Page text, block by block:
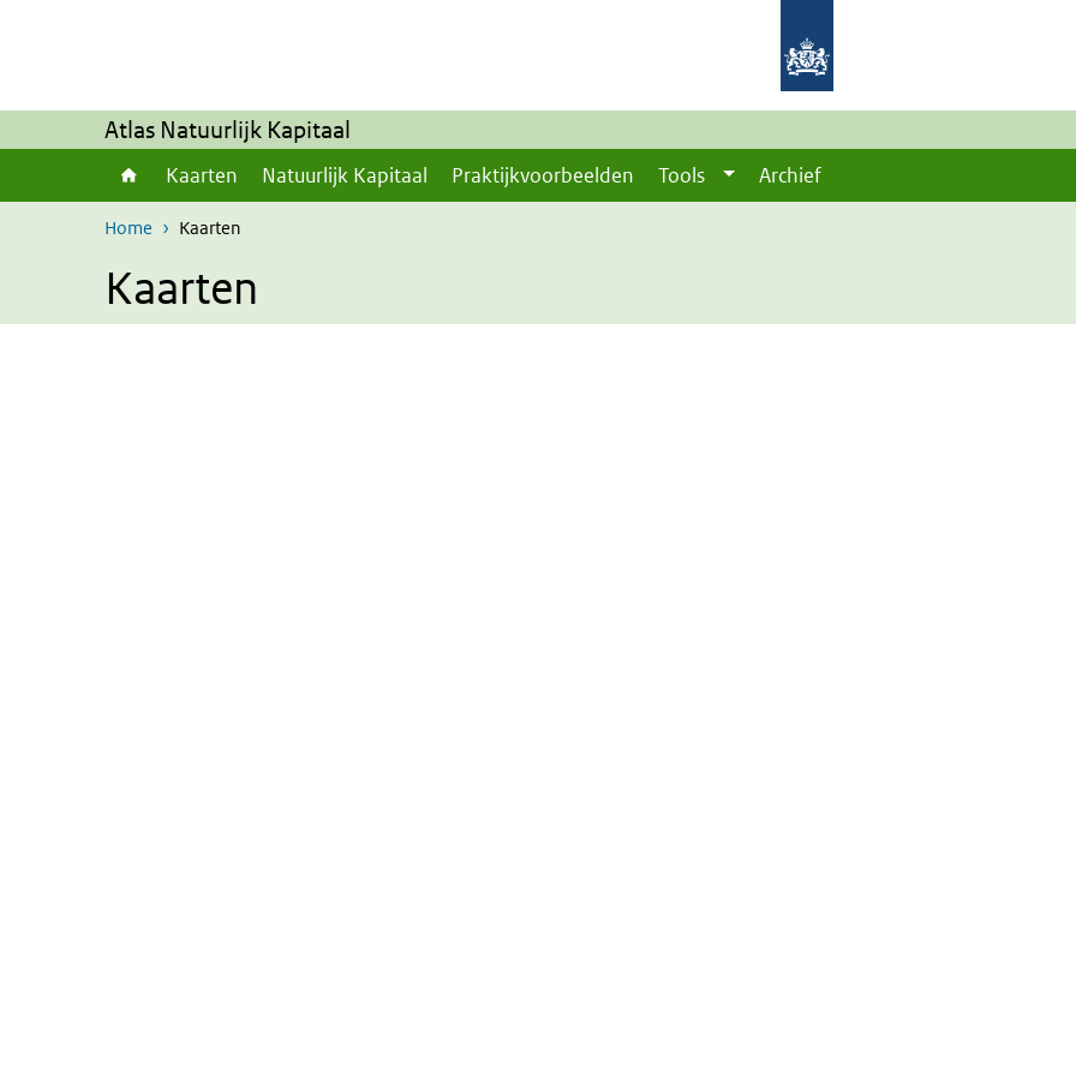
Atlas Natuurlijk Kapitaal
Kaarten Natuurlijk Kapitaal Praktijkvoorbeelden Tools Archief
Home Kaarten
Kaarten